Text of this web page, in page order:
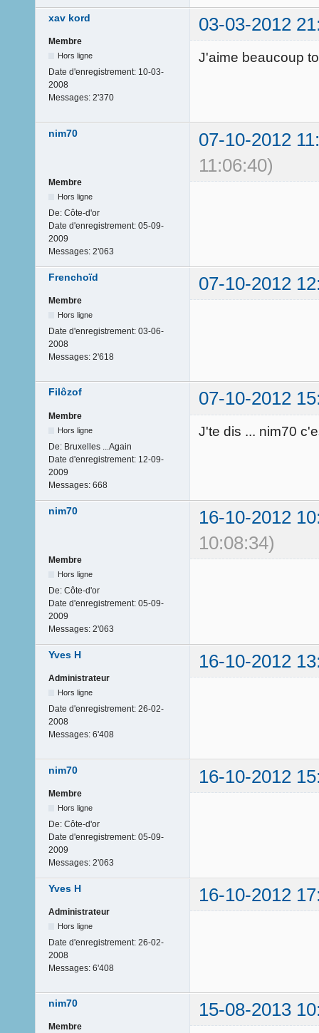
xav kord 03-03-2012
Membre
Hors ligne
Date d'enregistrement: 10-03-
2008
Messages: 2'370
J'aime beaucoup
nim70
07-10-2012
11:06:40)
Membre
Hors ligne
De: Côte-d'or
Date d'enregistrement: 05-09-
2009
Messages: 2'063
Frenchoïd 07-10-2012
Membre
Hors ligne
Date d'enregistrement: 03-06-
2008
Messages: 2'618
Filôzof 07-10-2012
Membre
Hors ligne
De: Bruxelles ...Again
Date d'enregistrement: 12-09-
2009
Messages: 668
J'te dis ... nim70
nim70
16-10-2012
10:08:34)
Membre
Hors ligne
De: Côte-d'or
Date d'enregistrement: 05-09-
2009
Messages: 2'063
Yves H 16-10-2012
Administrateur
Hors ligne
Date d'enregistrement: 26-02-
2008
Messages: 6'408
nim70 16-10-2012
Membre
Hors ligne
De: Côte-d'or
Date d'enregistrement: 05-09-
2009
Messages: 2'063
Yves H 16-10-2012
Administrateur
Hors ligne
Date d'enregistrement: 26-02-
2008
Messages: 6'408
nim70 15-08-2013
Membre